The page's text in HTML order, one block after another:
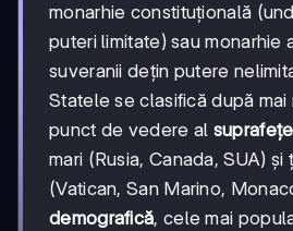
monarhie constituțională
puteri limitate) sau monarhie
suveranii dețin putere
Statele se clasifică după mai
punct de vedere al
mari (Rusia, Canada, SUA) și
(Vatican, San Marino,
demografică, cele mai